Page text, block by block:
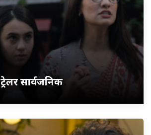
ट्रेलर सार्वजनिक